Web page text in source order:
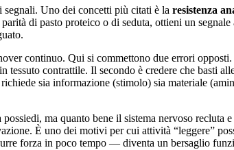
Uno dei concetti più citati è la resistenza
di pasto proteico o di seduta, ottieni un
continuo. Qui si commettono due errori
contrattile. Il secondo è credere che basti
sia informazione (stimolo) sia materiale
ma quanto bene il sistema nervoso
È uno dei motivi per cui attività “leggere”
forza in poco tempo — diventa un bersaglio